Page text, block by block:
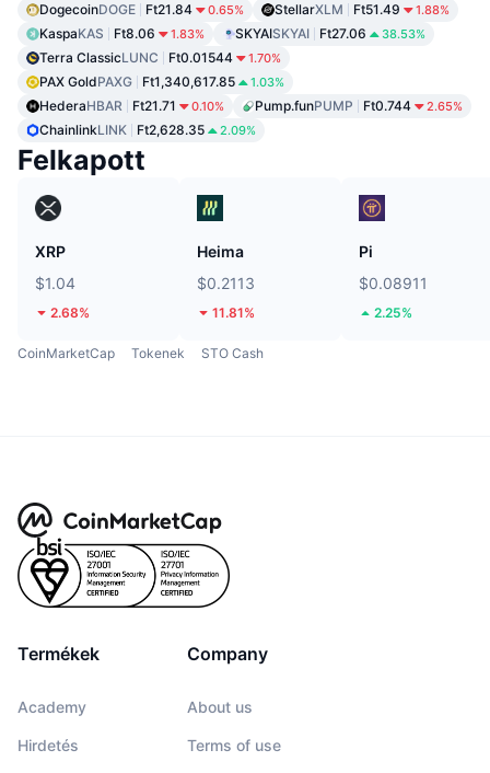
DogecoinDOGE Ft21.84 0.65% StellarXLM Ft51.49 1.88%
KaspaKAS Ft8.06 1.83% SKYAISKYAI Ft27.06 38.53%
Terra ClassicLUNC Ft0.01544 1.70%
PAX GoldPAXG Ft1,340,617.85 1.03%
HederaHBAR Ft21.71 0.10% Pump.funPUMP Ft0.744 2.65%
ChainlinkLINK Ft2,628.35 2.09%
Felkapott
XRP
$1.04
2.68%
Heima
$0.2113
11.81%
Pi
$0.08911
2.25%
CoinMarketCap Tokenek STO Cash
Termékek
Academy
Hirdetés
Company
About us
Terms of use